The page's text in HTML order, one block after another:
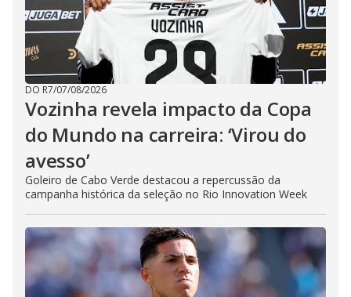
DO R7/07/08/2026
Vozinha revela impacto da Copa
do Mundo na carreira: ‘Virou do
avesso’
Goleiro de Cabo Verde destacou a repercussão da
campanha histórica da seleção no Rio Innovation Week